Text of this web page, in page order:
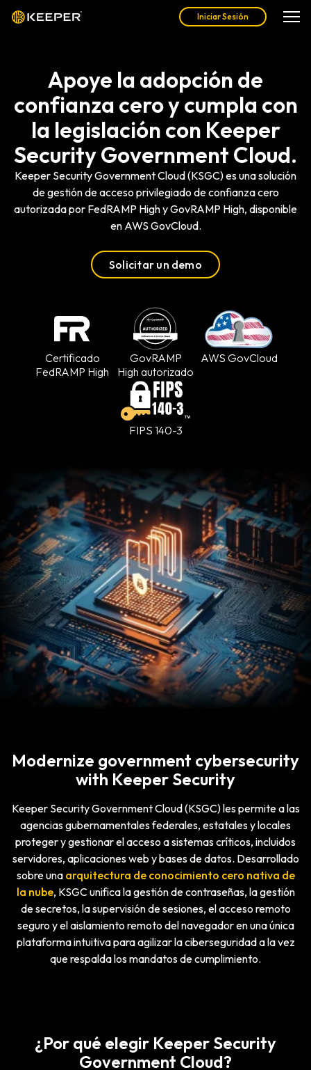
Iniciar Sesión
Apoye la adopción de
confianza cero y cumpla con
la legislación con Keeper
Security Government Cloud.
Keeper Security Government Cloud (KSGC) es una solución
de gestión de acceso privilegiado de confianza cero
autorizada por FedRAMP High y GovRAMP High, disponible
en AWS GovCloud.
Solicitar un demo
Certificado
FedRAMP High
GovRAMP
High autorizado
AWS GovCloud
FIPS 140-3
Modernize government cybersecurity
with Keeper Security
Keeper Security Government Cloud (KSGC) les permite a las
agencias gubernamentales federales, estatales y locales
proteger y gestionar el acceso a sistemas críticos, incluidos
servidores, aplicaciones web y bases de datos. Desarrollado
sobre una arquitectura de conocimiento cero nativa de
la nube, KSGC unifica la gestión de contraseñas, la gestión
de secretos, la supervisión de sesiones, el acceso remoto
seguro y el aislamiento remoto del navegador en una única
plataforma intuitiva para agilizar la ciberseguridad a la vez
que respalda los mandatos de cumplimiento.
¿Por qué elegir Keeper Security
Government Cloud?